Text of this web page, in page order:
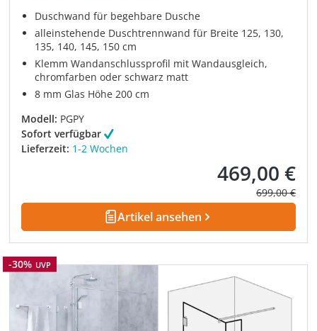
Duschwand für begehbare Dusche
alleinstehende Duschtrennwand für Breite 125, 130,
135, 140, 145, 150 cm
Klemm Wandanschlussprofil mit Wandausgleich,
chromfarben oder schwarz matt
8 mm Glas Höhe 200 cm
Modell: PGPY
Sofort verfügbar
Lieferzeit: 1-2 Wochen
Verkaufspreis:
469,00 €
Regulärer
699,00 €
Artikel ansehen
Rabatt
-30% UVP